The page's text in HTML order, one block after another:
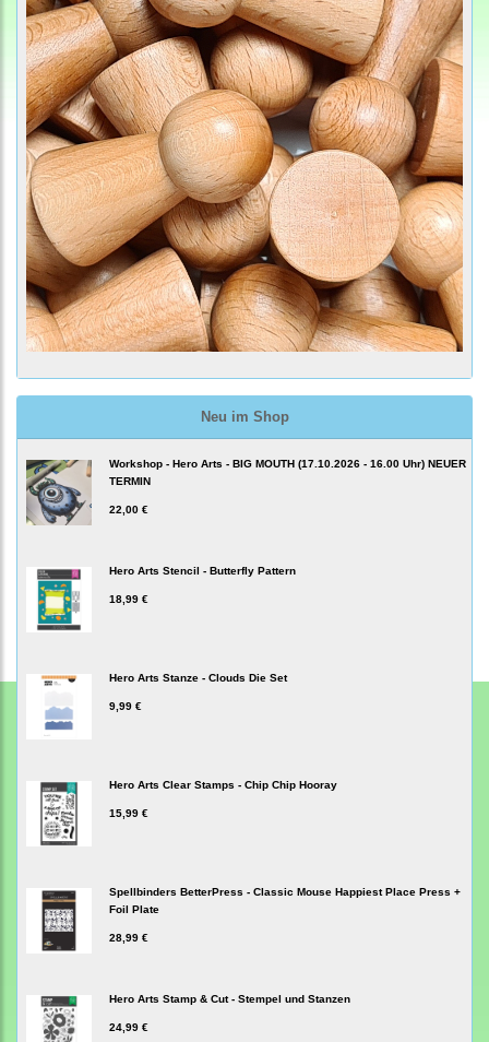
Neu im Shop
Workshop - Hero Arts - BIG MOUTH (17.10.2026 - 16.00 Uhr) NEUER
TERMIN
22,00 €
Hero Arts Stencil - Butterfly Pattern
18,99 €
Hero Arts Stanze - Clouds Die Set
9,99 €
Hero Arts Clear Stamps - Chip Chip Hooray
15,99 €
Spellbinders BetterPress - Classic Mouse Happiest Place Press +
Foil Plate
28,99 €
Hero Arts Stamp & Cut - Stempel und Stanzen
24,99 €